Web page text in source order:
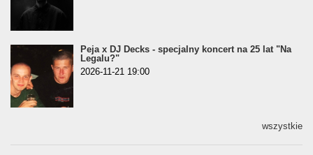
Peja x DJ Decks - specjalny koncert na 25 lat "Na
Legalu?"
2026-11-21 19:00
wszystkie